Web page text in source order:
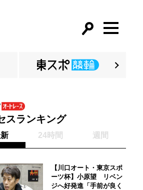
スランキング
24時間 週間
【川口オート・東京スポ
ーツ杯】小原望 リベン
ジへ好発進「手前が良く